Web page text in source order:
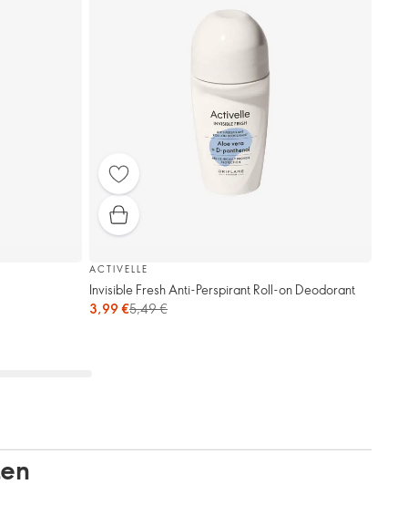
ACTIVELLE
Invisible Fresh Anti-Perspirant Roll-on Deodorant
3,99 €5,49 €